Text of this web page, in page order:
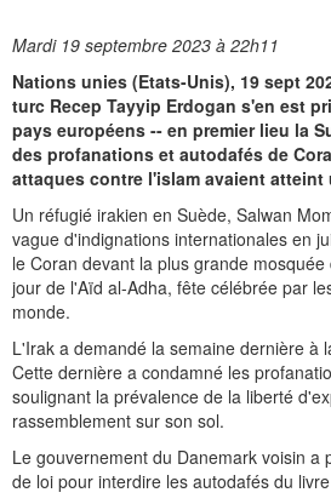
Mardi 19 septembre 2023 à 22h11
Nations unies (Etats-Unis), 19 sept
turc Recep Tayyip Erdogan s'en est
pays européens -- en premier lieu la
des profanations et autodafés de
attaques contre l'islam avaient
Un réfugié irakien en Suède, Salwan
vague d'indignations internationales en
le Coran devant la plus grande
jour de l'Aïd al-Adha, fête célébrée par
monde.
L'Irak a demandé la semaine dernière à
Cette dernière a condamné les
soulignant la prévalence de la liberté
rassemblement sur son sol.
Le gouvernement du Danemark voisin a
de loi pour interdire les autodafés du